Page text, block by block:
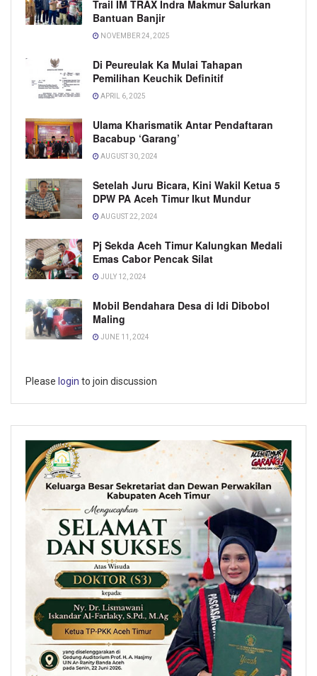
Trail IM TRAX Indra Makmur Salurkan
Bantuan Banjir
NOVEMBER 24, 2025
Di Peureulak Ka Mulai Tahapan
Pemilihan Keuchik Definitif
APRIL 6, 2025
Ulama Kharismatik Antar Pendaftaran
Bacabup ‘Garang’
AUGUST 30, 2024
Setelah Juru Bicara, Kini Wakil Ketua 5
DPW PA Aceh Timur Ikut Mundur
AUGUST 22, 2024
Pj Sekda Aceh Timur Kalungkan Medali
Emas Cabor Pencak Silat
JULY 12, 2024
Mobil Bendahara Desa di Idi Dibobol
Maling
JUNE 11, 2024
Please login to join discussion